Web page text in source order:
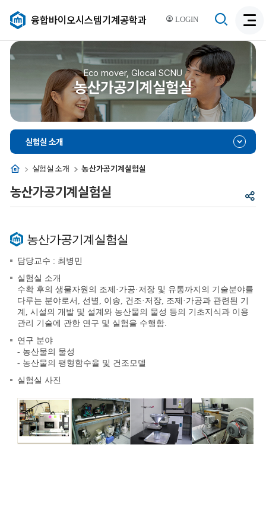
LOGIN
융합바이오시스템기계공학과
색
활
성
색
Eco mover, Glocal SCNU
농산가공기계실험실
홈 실험실 소개 농산가공기계실험실
실험실 소개
공
농산가공기계실험실
농산가공기계실험실
담당교수 : 최병민
실험실 소개
수확 후의 생물자원의 조제·가공·저장 및 유통까지의 기술분야를
다루는 분야로서, 선별, 이송, 건조·저장, 조제·가공과 관련된 기
계, 시설의 개발 및 설계와 농산물의 물성 등의 기초지식과 이용
관리 기술에 관한 연구 및 실험을 수행함.
연구 분야
- 농산물의 물성
- 농산물의 평형함수율 및 건조모델
실험실 사진